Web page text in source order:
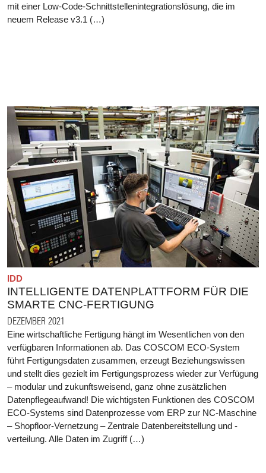
mit einer Low-Code-Schnittstellenintegrationslösung, die im
neuem Release v3.1 (…)
IDD
INTELLIGENTE DATENPLATTFORM FÜR DIE
SMARTE CNC-FERTIGUNG
DEZEMBER 2021
Eine wirtschaftliche Fertigung hängt im Wesentlichen von den
verfügbaren Informationen ab. Das COSCOM ECO-System
führt Fertigungsdaten zusammen, erzeugt Beziehungswissen
und stellt dies gezielt im Fertigungsprozess wieder zur Verfügung
– modular und zukunftsweisend, ganz ohne zusätzlichen
Datenpflegeaufwand! Die wichtigsten Funktionen des COSCOM
ECO-Systems sind Datenprozesse vom ERP zur NC-Maschine
– Shopfloor-Vernetzung – Zentrale Datenbereitstellung und -
verteilung. Alle Daten im Zugriff (…)